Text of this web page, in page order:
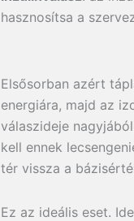
hasznosítsa a
Elsősorban azért
energiára, majd az
válaszideje
kell ennek
tér vissza a
Ez az ideális eset.